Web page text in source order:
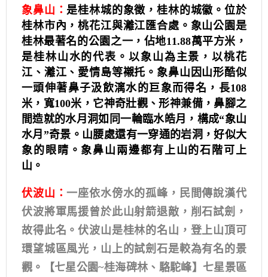
象鼻山： 是桂林城的象徵，桂林的城徽。位於
桂林市內，桃花江與灕江 匯合處。 象山公園 是
桂林最著名的公園 之一， 佔地11.88萬平方米，
是桂林山水的代表。以象山為主景，以桃花
江 、 灕江 、 愛情島等襯托。象鼻山因山形酷似
一頭伸著鼻子汲飲漓水的巨象而得名，長108
米，寬100米，它神奇壯觀、形神兼備，鼻腳之
間造就的水月洞如同一輪臨水皓月，構成“象山
水月”奇景。山腰處還有一穿通的岩洞，好似大
象的眼睛。象鼻山兩邊都有上山的石階可上
山。
伏波山：一座依水傍水的孤峰，民間傳說漢代
伏波將軍馬援曾於此山射箭退敵，削石試劍，
故得此名。伏波山是桂林的名山，登上山頂可
環望城區風光，山上的試劍石是較為有名的景
觀。【七星公園~桂海碑林、駱駝峰】七星景區